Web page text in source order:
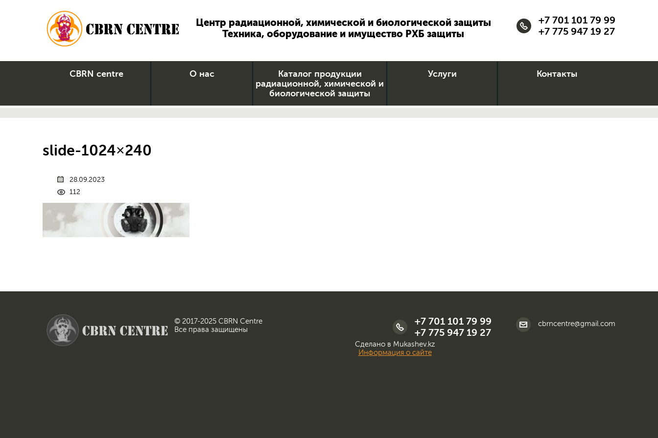
Центр радиационной, химической и биологической защиты
Техника, оборудование и имущество РХБ защиты
+7 701 101 79 99
+7 775 947 19 27
CBRN centre О нас
Каталог продукции
радиационной, химической и
биологической защиты
Услуги Контакты
slide-1024×240
28.09.2023
112
cbrncentre@gmail.com
+7 701 101 79 99
+7 775 947 19 27
© 2017-2025 CBRN Centre
Все права защищены
Сделано в Mukashev.kz
Информация о сайте